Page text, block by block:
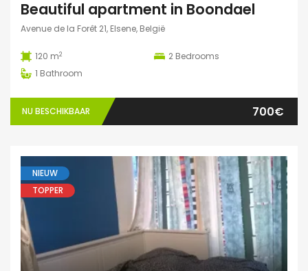
Beautiful apartment in Boondael
Avenue de la Forêt 21, Elsene, België
120 m2 2 Bedrooms
1 Bathroom
NU BESCHIKBAAR 700€
NIEUW
TOPPER